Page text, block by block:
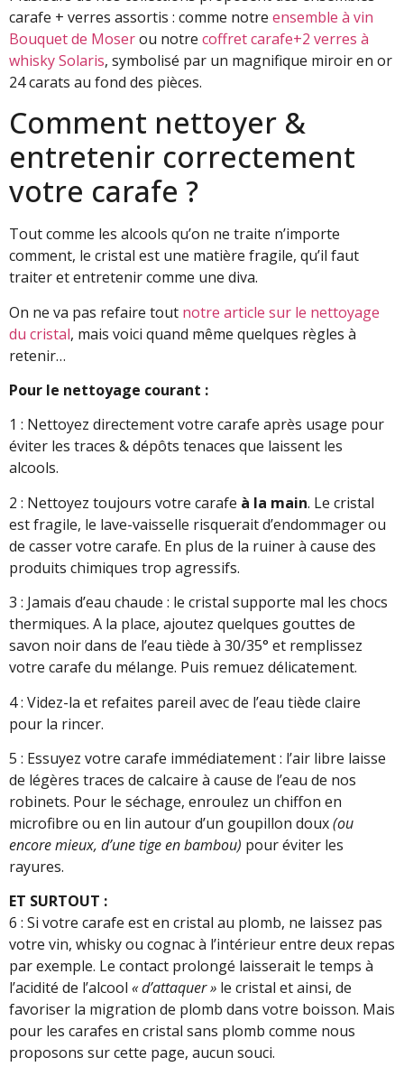
carafe + verres assortis : comme notre ensemble à vin
Bouquet de Moserou notre coffret carafe+2 verres à
whisky Solaris, symbolisé par un magnifique miroir en or
24 carats au fond des pièces.
Comment nettoyer &
entretenir correctement
votre carafe ?
Tout comme les alcools qu’on ne traite n’importe
comment, le cristal est une matière fragile, qu’il faut
traiter et entretenir comme une diva.
On ne va pas refaire tout notre article sur le nettoyage
du cristal, mais voici quand même quelques règles à
retenir…
Pour le nettoyage courant :
1 : Nettoyez directement votre carafe après usage pour
éviter les traces & dépôts tenaces que laissent les
alcools.
2 : Nettoyez toujours votre carafe à la main. Le cristal
est fragile, le lave-vaisselle risquerait d’endommager ou
de casser votre carafe. En plus de la ruiner à cause des
produits chimiques trop agressifs.
3 : Jamais d’eau chaude : le cristal supporte mal les chocs
thermiques. A la place, ajoutez quelques gouttes de
savon noir dans de l’eau tiède à 30/35° et remplissez
votre carafe du mélange. Puis remuez délicatement.
4 : Videz-la et refaites pareil avec de l’eau tiède claire
pour la rincer.
5 : Essuyez votre carafe immédiatement : l’air libre laisse
de légères traces de calcaire à cause de l’eau de nos
robinets. Pour le séchage, enroulez un chiffon en
microfibre ou en lin autour d’un goupillon doux(ou
encore mieux, d’une tige en bambou) pour éviter les
rayures.
ET SURTOUT :
6 : Si votre carafe est en cristal au plomb, ne laissez pas
votre vin, whisky ou cognac à l’intérieur entre deux repas
par exemple. Le contact prolongé laisserait le temps à
l’acidité de l’alcool « d’attaquer » le cristal et ainsi, de
favoriser la migration de plomb dans votre boisson. Mais
pour les carafes en cristal sans plomb comme nous
proposons sur cette page, aucun souci.